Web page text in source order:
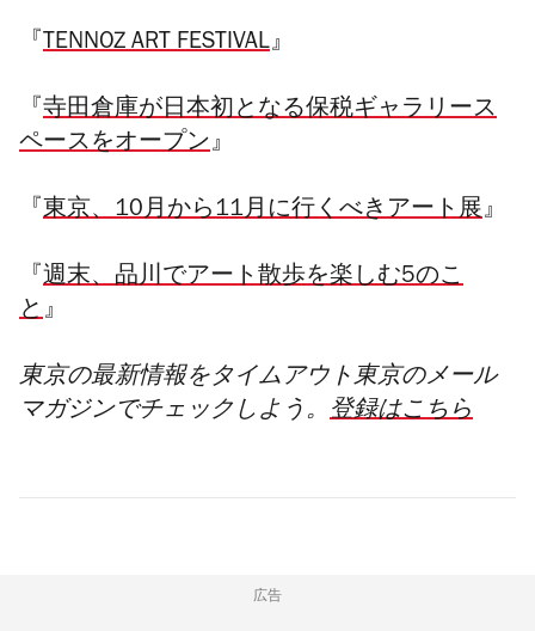
『 TENNOZ ART FESTIVAL』
『 寺田倉庫が日本初となる保税ギャラリース
ペースをオープン』
『 東京、10月から11月に行くべきアート展』
『 週末、品川でアート散歩を楽しむ5のこ
と』
東京の最新情報をタイムアウト東京のメール
マガジンでチェックし よう。 登録はこちら
広告